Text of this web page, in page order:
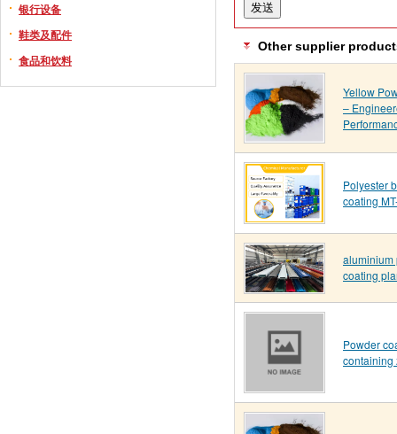
银行设备
鞋类及配件
食品和饮料
Other supplier
Yellow
–
Polyester
coating
aluminium
coating
Powder
containing